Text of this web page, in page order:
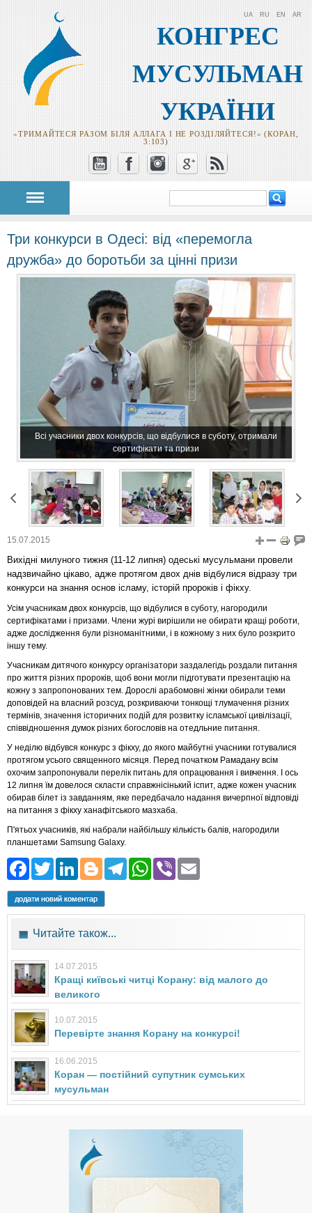
КОНГРЕС
МУСУЛЬМАН
УКРАЇНИ
«ТРИМАЙТЕСЯ РАЗОМ БІЛЯ АЛЛАГА І НЕ РОЗДІЛЯЙТЕСЯ!» (КОРАН,
3:103)
UA RU EN AR
Пошукова
форма
Три конкурси в Одесі: від «перемогла
дружба» до боротьби за цінні призи
Всі учасники двох конкурсів, що відбулися в суботу, отримали
сертифікати та призи
15.07.2015
Вихідні милуного тижня (11-12 липня) одеські мусульмани провели
надзвичайно цікаво, адже протягом двох днів відбулися відразу три
конкурси на знання основ ісламу, історій пророків і фікху.
Усім учасникам двох конкурсів, що відбулися в суботу, нагородили
сертифікатами і призами. Члени журі вирішили не обирати кращі роботи,
адже дослідження були різноманітними, і в кожному з них було розкрито
іншу тему.
Учасникам дитячого конкурсу організатори заздалегідь роздали питання
про життя різних пророків, щоб вони могли підготувати презентацію на
кожну з запропонованих тем. Дорослі арабомовні жінки обирали теми
доповідей на власний розсуд, розкриваючи тонкощі тлумачення різних
термінів, значення історичних подій для розвитку ісламської цивілізації,
співвідношення думок різних богословів на отедльние питання.
У неділю відбувся конкурс з фікху, до якого майбутні учасники готувалися
протягом усього священного місяця. Перед початком Рамадану всім
охочим запропонували перелік питань для опрацювання і вивчення. І ось
12 липня їм довелося скласти справжнісінький іспит, адже кожен учасник
обирав білет із завданням, яке передбачало надання вичерпної відповіді
на питання з фікху ханафітського мазхаба.
П'ятьох учасників, які набрали найбільшу кількість балів, нагородили
планшетами Samsung Galaxy.
Facebook
Twitter
LinkedIn
Blogger
Telegram
WhatsApp
Viber
додати новий коментар
Читайте також...
14.07.2015
Кращі київські читці Корану: від малого до
великого
10.07.2015
Перевірте знання Корану на конкурсі!
16.06.2015
Коран — постійний супутник сумських
мусульман